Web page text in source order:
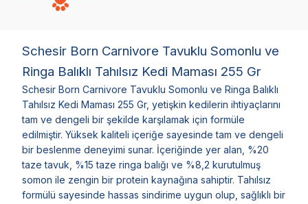
Schesir Born Carnivore Tavuklu Somonlu ve
Ringa Balıklı Tahılsız Kedi Maması 255 Gr
Schesir Born Carnivore Tavuklu Somonlu ve Ringa Balıklı
Tahılsız Kedi Maması 255 Gr, yetişkin kedilerin ihtiyaçlarını
tam ve dengeli bir şekilde karşılamak için formüle
edilmiştir. Yüksek kaliteli içeriğe sayesinde tam ve dengeli
bir beslenme deneyimi sunar. İçeriğinde yer alan, %20
taze tavuk, %15 taze ringa balığı ve %8,2 kurutulmuş
somon ile zengin bir protein kaynağına sahiptir. Tahılsız
formülü sayesinde hassas sindirime uygun olup, sağlıklı bir